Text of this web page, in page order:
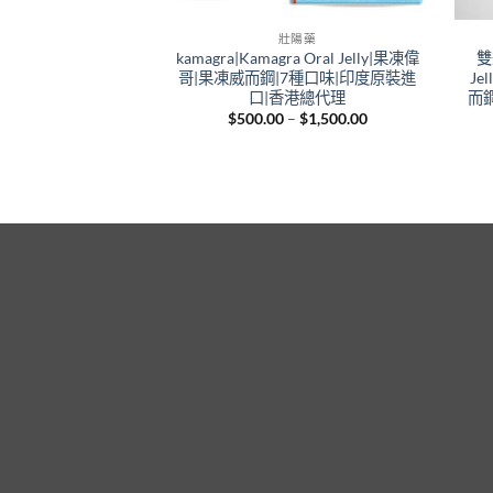
壯陽藥
kamagra|Kamagra Oral Jelly|果凍偉
哥|果凍威而鋼|7種口味|印度原裝進
口|香港總代理
$500.00 – $1,500.00Price
而